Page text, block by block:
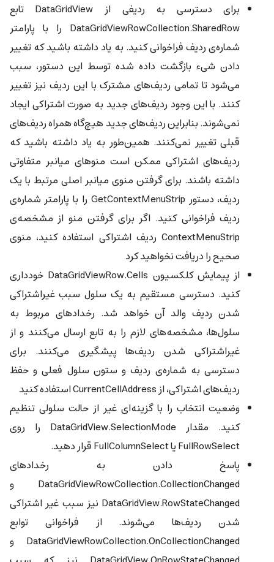
برای دسترسی به ردیفی از DataGridView تابع
DataGridViewRowCollection.SharedRow را با پارامتر
شماره‌ی ردیف فراخوانی کنید. به یاد داشته باشید که تغییر
دادن شیء بازگشت داده شده توسط این دستور، سبب
می‌شود تا تمامی ردیف‌های مشترک با این ردیف نیز تغییر
کنند. با این وجود ردیف‌های جدید به صورت اشتراکی ایجاد
نمی‌شوند. بنابراین ردیف‌های جدید هیچ‌گاه همراه ردیف‌های
قبلی تغییر نمی‌کنند. همین‌طور به یاد داشته باشید که
ردیف‌های اشتراکی ممکن است منوهای میانبر متفاوتی
داشته باشند. برای گرفتن منوی میانبر اصلی مرتبط با یک
ردیف، دستور GetContextMenuStrip را با پارامتر شماره‌ی
ردیف فراخوانی کنید. اگر برای گرفتن منو از مشخصه‌ی
ContextMenuStrip ردیف اشتراکی استفاده کنید، منوی
صحیح را دریافت نخواهید کرد
از پیمایش کلکسیون DataGridViewRow.Cells خودداری
کنید. دسترسی مستقیم به یک سلول سبب غیراشتراکی
شدن ردیف والد آن خواهد شد. رخدادهای مربوط به
سلول‌ها، مشخصه‌های لازم را به تابع ارسال می‌کنند و از
غیراشتراکی شدن ردیف‌ها پیشگیری می‌کنند. برای
دسترسی به شماره‌ی ردیف و ستون سلول فعلی و حفظ
ردیف‌های اشتراکی، از CurrentCellAddress استفاده کنید
وضعیت انتخاب را با گزینه‌ای غیر از حالت سلولی تنظیم
کنید. مقدار DataGridView.SelectionMode را روی
FullRowSelect یا FullColumnSelect قرار دهید.
پاسخ دادن به رخدادهای
DataGridViewRowCollection.CollectionChanged و
DataGridView.RowStateChanged نیز سبب غیر اشتراکی
شدن ردیف‌ها می‌شوند. از فراخوانی توابع
DataGridViewRowCollection.OnCollectionChanged و